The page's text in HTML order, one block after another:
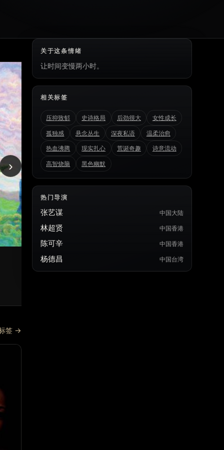
一一
2000 · 中国台湾 · 日本
一个都不能
1999 · 中国大
›
签 →
关于这条情绪
让时间变慢两小时。
相关标签
压抑致郁 史诗格局 后劲很大 女性成长
孤独感 悬念丛生 深夜私语 温柔治愈
热血沸腾 现实扎心 荒诞奇趣 诗意流动
高智烧脑 黑色幽默
热门导演
张艺谋 中国大陆
林超贤 中国香港
陈可辛 中国香港
杨德昌 中国台湾